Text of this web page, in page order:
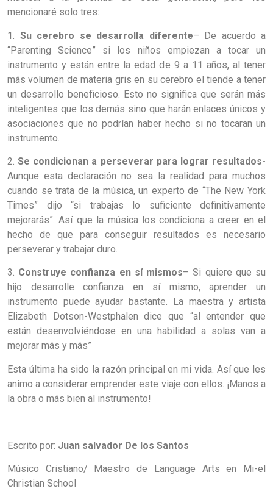
mencionaré solo tres:
1. Su cerebro se desarrolla diferente– De acuerdo a
“Parenting Science” si los niños empiezan a tocar un
instrumento y están entre la edad de 9 a 11 años, al tener
más volumen de materia gris en su cerebro el tiende a tener
un desarrollo beneficioso. Esto no significa que serán más
inteligentes que los demás sino que harán enlaces únicos y
asociaciones que no podrían haber hecho si no tocaran un
instrumento.
2.Se condicionan a perseverar para lograr resultados-
Aunque esta declaración no sea la realidad para muchos
cuando se trata de la música, un experto de “The New York
Times” dijo “si trabajas lo suficiente definitivamente
mejorarás”. Así que la música los condiciona a creer en el
hecho de que para conseguir resultados es necesario
perseverar y trabajar duro.
3. Construye confianza en sí mismos– Si quiere que su
hijo desarrolle confianza en sí mismo, aprender un
instrumento puede ayudar bastante. La maestra y artista
Elizabeth Dotson-Westphalen dice que “al entender que
están desenvolviéndose en una habilidad a solas van a
mejorar más y más”
Esta última ha sido la razón principal en mi vida. Así que les
animo a considerar emprender este viaje con ellos. ¡Manos a
la obra o más bien al instrumento!
Escrito por: Juan salvador De los Santos
Músico Cristiano/ Maestro de Language Arts en Mi-el
Christian School